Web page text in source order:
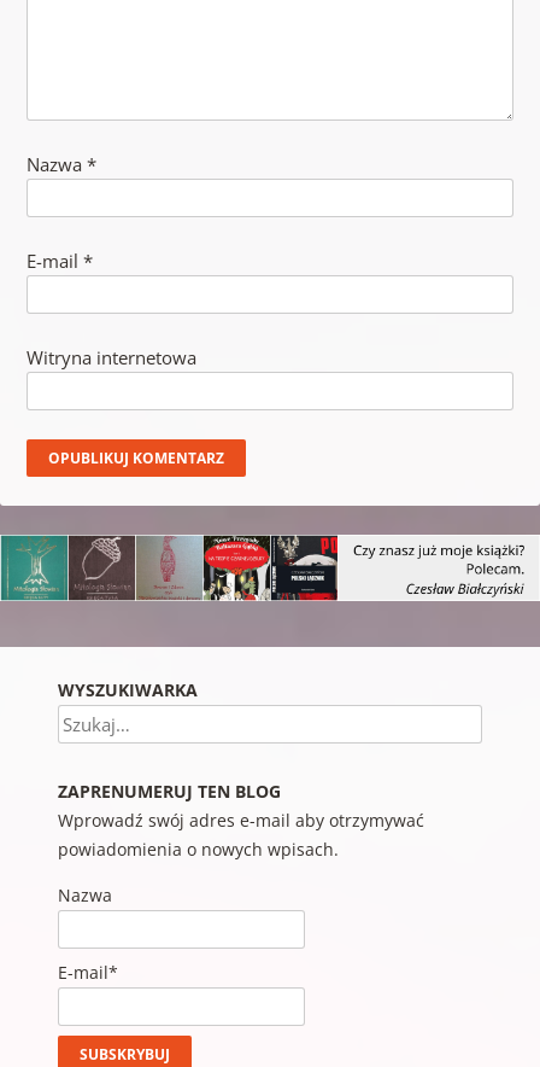
Nazwa *
E-mail *
Witryna internetowa
WYSZUKIWARKA
Szukaj
ZAPRENUMERUJ TEN BLOG
Wprowadź swój adres e-mail aby otrzymywać
powiadomienia o nowych wpisach.
Nazwa
E-mail*